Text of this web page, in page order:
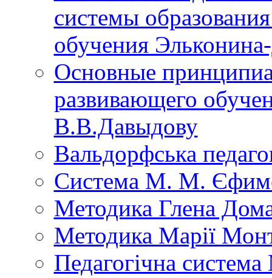
системы
обучения
Основные
развивающего
В.В.Давыдову
Вальдорфська
Система М. М.
Методика Глена
Методика Марії
Педагогічна